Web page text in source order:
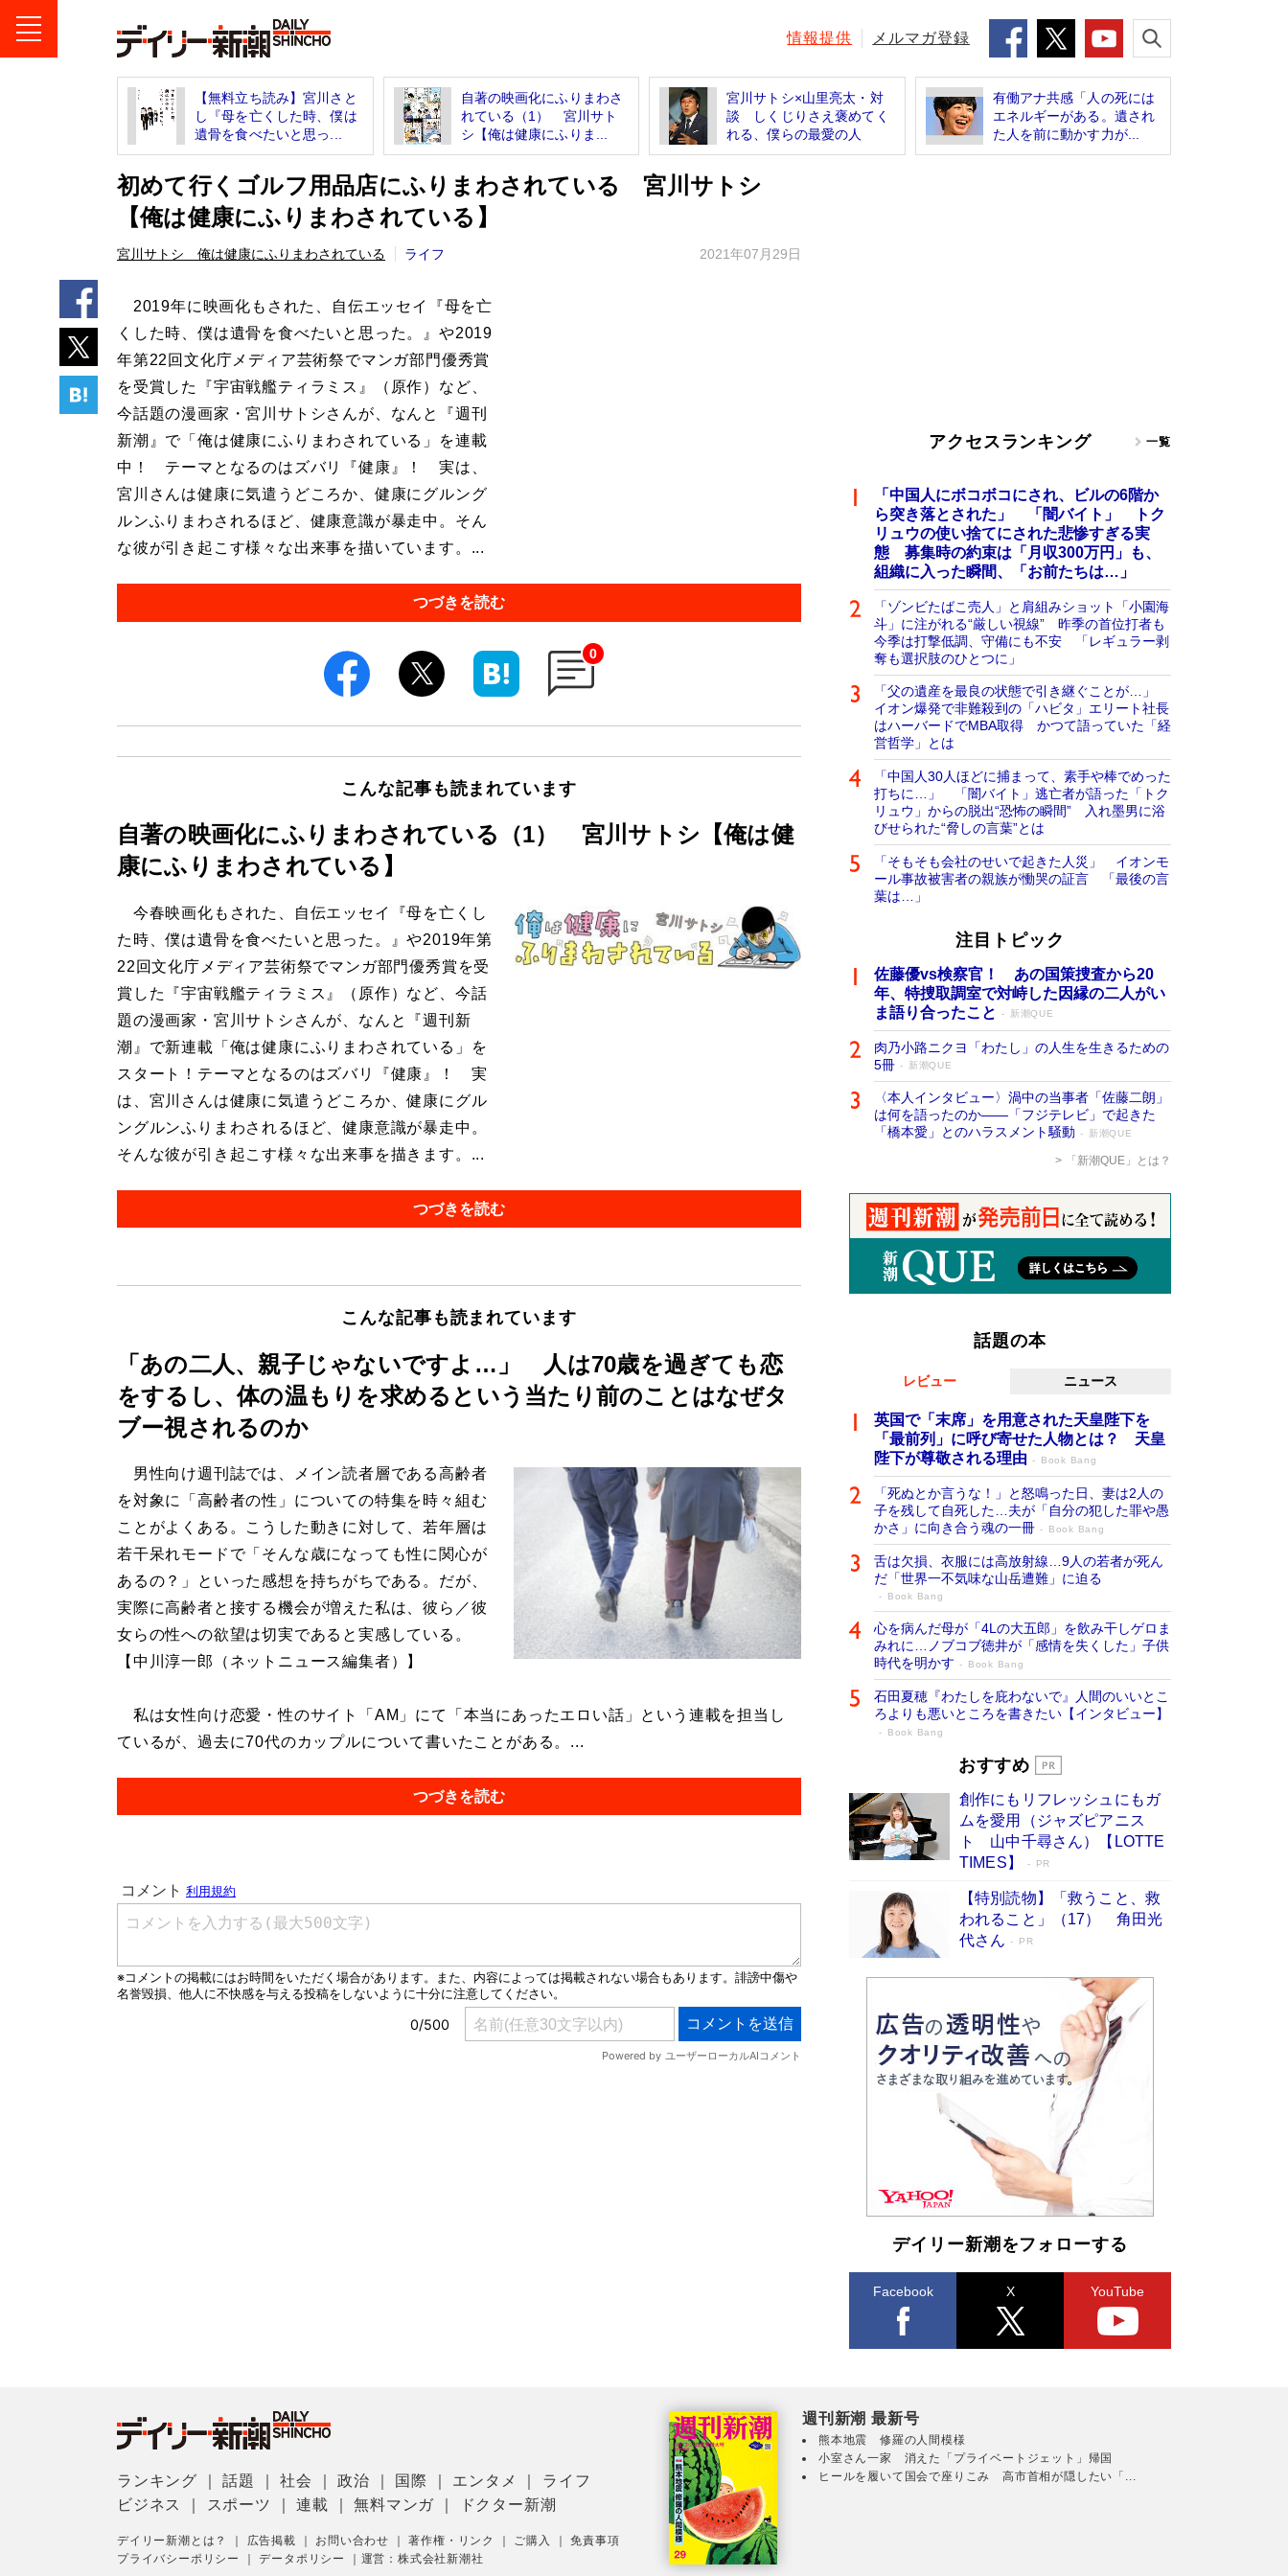
情報提供 メルマガ登録
【無料立ち読み】宮川さと
し『母を亡くした時、僕は
遺骨を食べたいと思っ...
自著の映画化にふりまわさ
れている（1） 宮川サト
シ【俺は健康にふりま...
宮川サトシ×山里亮太・対
談 しくじりさえ褒めてく
れる、僕らの最愛の人
有働アナ共感「人の死には
エネルギーがある。遺され
た人を前に動かす力が...
初めて行くゴルフ用品店にふりまわされている 宮川サトシ
【俺は健康にふりまわされている】
宮川サトシ 俺は健康にふりまわされている ライフ 2021年07月29日
2019年に映画化もされた、自伝エッセイ『母を亡
くした時、僕は遺骨を食べたいと思った。』や2019
年第22回文化庁メディア芸術祭でマンガ部門優秀賞
を受賞した『宇宙戦艦ティラミス』（原作）など、
今話題の漫画家・宮川サトシさんが、なんと『週刊
新潮』で「俺は健康にふりまわされている」を連載
中！ テーマとなるのはズバリ『健康』！ 実は、
宮川さんは健康に気遣うどころか、健康にグルング
ルンふりまわされるほど、健康意識が暴走中。そん
な彼が引き起こす様々な出来事を描いています。...
つづきを読む
0
こんな記事も読まれています
自著の映画化にふりまわされている（1） 宮川サトシ【俺は健
康にふりまわされている】
今春映画化もされた、自伝エッセイ『母を亡くし
た時、僕は遺骨を食べたいと思った。』や2019年第
22回文化庁メディア芸術祭でマンガ部門優秀賞を受
賞した『宇宙戦艦ティラミス』（原作）など、今話
題の漫画家・宮川サトシさんが、なんと『週刊新
潮』で新連載「俺は健康にふりまわされている」を
スタート！テーマとなるのはズバリ『健康』！ 実
は、宮川さんは健康に気遣うどころか、健康にグル
ングルンふりまわされるほど、健康意識が暴走中。
そんな彼が引き起こす様々な出来事を描きます。...
つづきを読む
こんな記事も読まれています
「あの二人、親子じゃないですよ…」 人は70歳を過ぎても恋
をするし、体の温もりを求めるという当たり前のことはなぜタ
ブー視されるのか
男性向け週刊誌では、メイン読者層である高齢者
を対象に「高齢者の性」についての特集を時々組む
ことがよくある。こうした動きに対して、若年層は
若干呆れモードで「そんな歳になっても性に関心が
あるの？」といった感想を持ちがちである。だが、
実際に高齢者と接する機会が増えた私は、彼ら／彼
女らの性への欲望は切実であると実感している。
【中川淳一郎（ネットニュース編集者）】
私は女性向け恋愛・性のサイト「AM」にて「本当にあったエロい話」という連載を担当し
ているが、過去に70代のカップルについて書いたことがある。...
つづきを読む
アクセスランキング 一覧
「中国人にボコボコにされ、ビルの6階か
ら突き落とされた」 「闇バイト」 トク
リュウの使い捨てにされた悲惨すぎる実
態 募集時の約束は「月収300万円」も、
組織に入った瞬間、「お前たちは…」
「ゾンビたばこ売人」と肩組みショット「小園海
斗」に注がれる“厳しい視線” 昨季の首位打者も
今季は打撃低調、守備にも不安 「レギュラー剥
奪も選択肢のひとつに」
「父の遺産を最良の状態で引き継ぐことが…」
イオン爆発で非難殺到の「ハビタ」エリート社長
はハーバードでMBA取得 かつて語っていた「経
営哲学」とは
「中国人30人ほどに捕まって、素手や棒でめった
打ちに…」 「闇バイト」逃亡者が語った「トク
リュウ」からの脱出“恐怖の瞬間” 入れ墨男に浴
びせられた“脅しの言葉”とは
「そもそも会社のせいで起きた人災」 イオンモ
ール事故被害者の親族が慟哭の証言 「最後の言
葉は…」
注目トピック
佐藤優vs検察官！ あの国策捜査から20
年、特捜取調室で対峙した因縁の二人がい
ま語り合ったこと
新潮QUE
肉乃小路ニクヨ「わたし」の人生を生きるための
5冊
新潮QUE
〈本人インタビュー〉渦中の当事者「佐藤二朗」
は何を語ったのか――「フジテレビ」で起きた
「橋本愛」とのハラスメント騒動
新潮QUE
「新潮QUE」とは？
話題の本
レビュー ニュース
英国で「末席」を用意された天皇陛下を
「最前列」に呼び寄せた人物とは？ 天皇
陛下が尊敬される理由
Book Bang
「死ぬとか言うな！」と怒鳴った日、妻は2人の
子を残して自死した…夫が「自分の犯した罪や愚
かさ」に向き合う魂の一冊
Book Bang
舌は欠損、衣服には高放射線…9人の若者が死ん
だ「世界一不気味な山岳遭難」に迫る
Book Bang
心を病んだ母が「4Lの大五郎」を飲み干しゲロま
みれに…ノブコブ徳井が「感情を失くした」子供
時代を明かす
Book Bang
石田夏穂『わたしを庇わないで』人間のいいとこ
ろよりも悪いところを書きたい【インタビュー】
Book Bang
73歳でも働くしかない 「老後レス時代」
「『火垂るの墓』は、大嘘である」原作者が抱き
続けた“自責の念”とは…「自己憐憫は描きたくな
い」監督が徹底的にこだわったこと（後編） #
Book Bang
「なんで？ そんな馬鹿な……」90歳になった作
家・阿刀田高さんが、ひとり暮らしの生活を明か
す
Book Bang
人々が新たな一歩を踏み出す連作短篇集『海のほ
Book Bang
和田秀樹の70代、80代向け新書がベスト3を独
占 上半期1位にも選出［新書ベストセラー］
Book Bang
おすすめ
創作にもリフレッシュにもガ
ムを愛用（ジャズピアニス
ト 山中千尋さん）【LOTTE
TIMES】
PR
【特別読物】「救うこと、救
われること」（17） 角田光
代さん
PR
デイリー新潮をフォローする
Facebook X YouTube
ランキング ｜話題 ｜社会 ｜政治 国際 エンタメ
ライフ
ビジネス
スポーツ ｜連載 ｜無料マンガ ドクター新潮
デイリー新潮とは？ 広告掲載 お問い合わせ ｜著作権・リンク ご購入 ｜免責事項
プライバシーポリシー
｜データポリシー 運営：株式会社新潮社
週刊新潮 最新号
熊本地震 修羅の人間模様
小室さん一家 消えた「プライベートジェット」帰国
ヒールを履いて国会で座りこみ 高市首相が隠したい「...